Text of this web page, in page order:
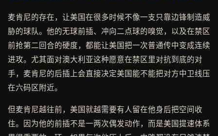
麦肯尼的存在，让美国在很多时候不像一支只靠边锋制造威
胁的球队。他的无球前插、冲向二点球的嗅觉，以及在禁区
前抢第二回合的硬度，都能让美国把一次普通传中变成连续
进攻。尤其面对澳大利亚这种愿意在禁区里对抗到底的对
手，麦肯尼的后插上会直接决定美国能不能把对方中卫线压
在六码区附近。
但麦肯尼越往前，美国就越需要有人留在他身后把空间收
住。因为他的前插不是一两次偶发动作，而是美国提速体系